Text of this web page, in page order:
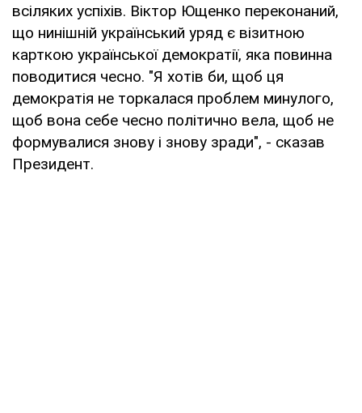
всіляких успіхів. Віктор Ющенко переконаний,
що нинішній український уряд є візитною
карткою української демократії, яка повинна
поводитися чесно. "Я хотів би, щоб ця
демократія не торкалася проблем минулого,
щоб вона себе чесно політично вела, щоб не
формувалися знову і знову зради", - сказав
Президент.